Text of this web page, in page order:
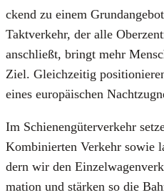
ckend zu einem
Takt­ver­kehr, der alle
anschließt, bringt mehr
Ziel. Gleich­zei­tig
eines euro­päi­schen
Im Schie­nen­gü­ter­ver­kehr
Kom­bi­nier­ten Ver­kehr sowie
dern wir den
ma­ti­on und stär­ken so die